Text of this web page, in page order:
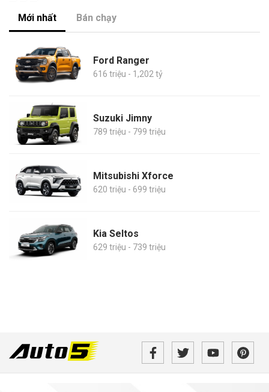
Mới nhất Bán chạy
Ford Ranger
616 triệu - 1,202 tỷ
Suzuki Jimny
789 triệu - 799 triệu
Mitsubishi Xforce
620 triệu - 699 triệu
Kia Seltos
629 triệu - 739 triệu